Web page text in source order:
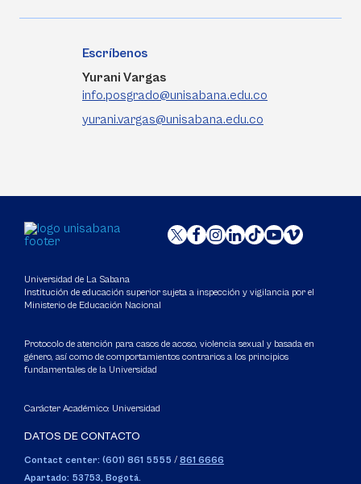
Escríbenos
Yurani Vargas
info.posgrado@unisabana.edu.co
yurani.vargas@unisabana.edu.co
Universidad de La Sabana
Institución de educación superior sujeta a inspección y vigilancia por el
Ministerio de Educación Nacional
Protocolo de atención para casos de acoso, violencia sexual y basada en
género, así como de comportamientos contrarios a los principios
fundamentales de la Universidad
Carácter Académico: Universidad
DATOS DE CONTACTO
Contact center: (601) 861 5555 / 861 6666
Apartado: 53753, Bogotá.